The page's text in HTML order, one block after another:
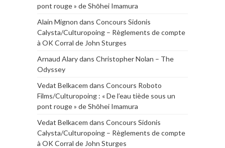
pont rouge » de Shōhei Imamura
Alain Mignon dans Concours Sidonis
Calysta/Culturopoing – Règlements de compte
à OK Corral de John Sturges
Arnaud Alarydans Christopher Nolan – The
Odyssey
Vedat Belkacem dans Concours Roboto
Films/Culturopoing : « De l’eau tiède sous un
pont rouge » de Shōhei Imamura
Vedat Belkacem dans Concours Sidonis
Calysta/Culturopoing – Règlements de compte
à OK Corral de John Sturges